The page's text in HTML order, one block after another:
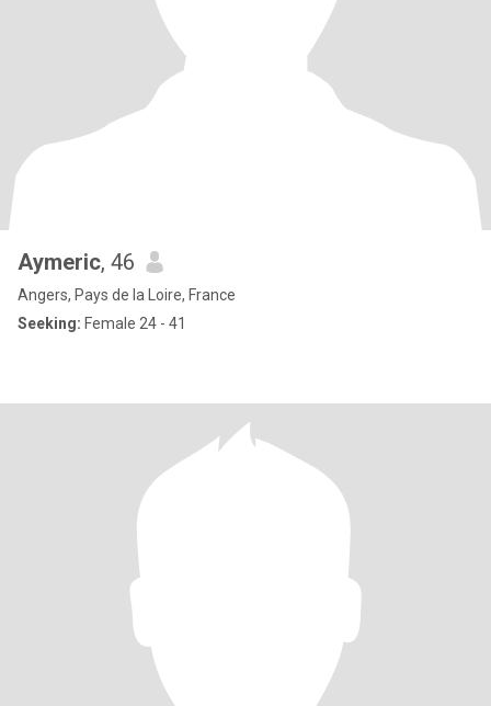
Aymeric, 46
Angers, Pays de la Loire, France
Seeking: Female 24 - 41